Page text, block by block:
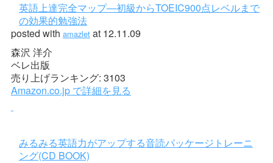
英語上達完全マップ―初級からTOEIC900点レベルまで
の効果的勉強法
posted with amazletat 12.11.09
森沢 洋介
ベレ出版
売り上げランキング: 3103
Amazon.co.jp で詳細を見る
みるみる英語力がアップする音読パッケージトレーニ
ング(CD BOOK)